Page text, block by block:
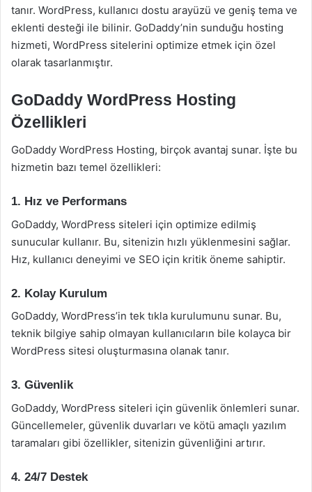
tanır. WordPress, kullanıcı dostu arayüzü ve geniş tema ve
eklenti desteği ile bilinir. GoDaddy’nin sunduğu hosting
hizmeti, WordPress sitelerini optimize etmek için özel
olarak tasarlanmıştır.
GoDaddy WordPress Hosting
Özellikleri
GoDaddy WordPress Hosting, birçok avantaj sunar. İşte bu
hizmetin bazı temel özellikleri:
1. Hız ve Performans
GoDaddy, WordPress siteleri için optimize edilmiş
sunucular kullanır. Bu, sitenizin hızlı yüklenmesini sağlar.
Hız, kullanıcı deneyimi ve SEO için kritik öneme sahiptir.
2. Kolay Kurulum
GoDaddy, WordPress’in tek tıkla kurulumunu sunar. Bu,
teknik bilgiye sahip olmayan kullanıcıların bile kolayca bir
WordPress sitesi oluşturmasına olanak tanır.
3. Güvenlik
GoDaddy, WordPress siteleri için güvenlik önlemleri sunar.
Güncellemeler, güvenlik duvarları ve kötü amaçlı yazılım
taramaları gibi özellikler, sitenizin güvenliğini artırır.
4. 24/7 Destek